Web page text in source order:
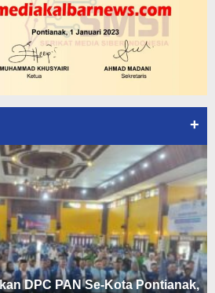
+
DPC PAN Se-Kota Pontianak,